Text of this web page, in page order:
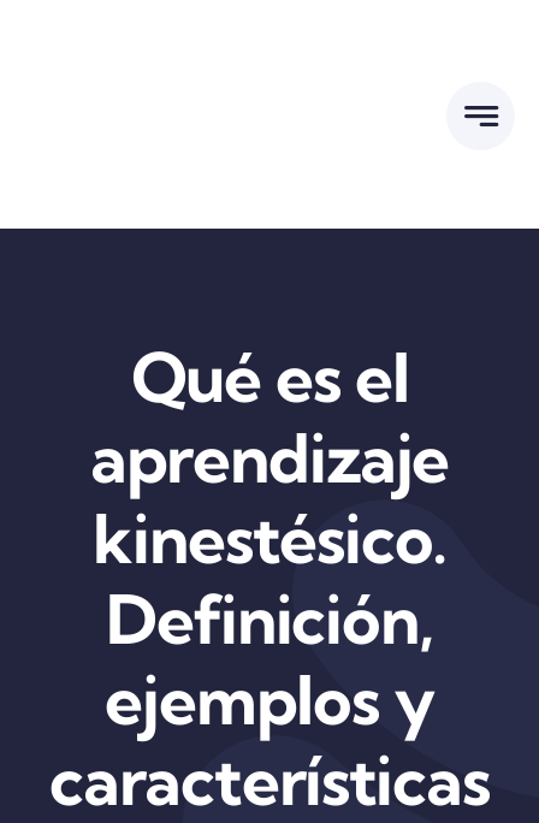
Qué es el
aprendizaje
kinestésico.
Definición,
ejemplos y
características